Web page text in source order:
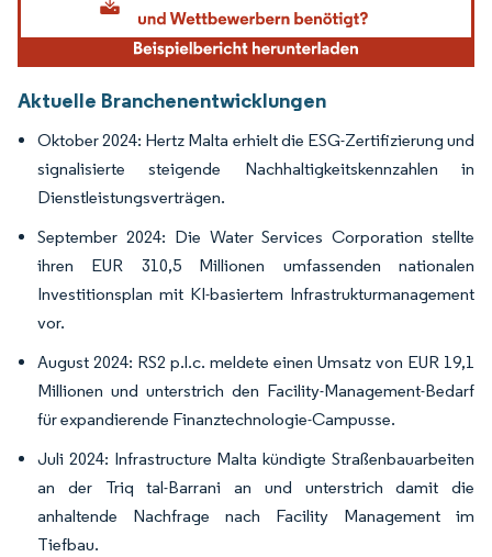
Aktuelle Branchenentwicklungen
Oktober 2024: Hertz Malta erhielt die ESG-Zertifizierung und
signalisierte steigende Nachhaltigkeitskennzahlen in
Dienstleistungsverträgen.
September 2024: Die Water Services Corporation stellte
ihren EUR 310,5 Millionen umfassenden nationalen
Investitionsplan mit KI-basiertem Infrastrukturmanagement
vor.
August 2024: RS2 p.l.c. meldete einen Umsatz von EUR 19,1
Millionen und unterstrich den Facility-Management-Bedarf
für expandierende Finanztechnologie-Campusse.
Juli 2024: Infrastructure Malta kündigte Straßenbauarbeiten
an der Triq tal-Barrani an und unterstrich damit die
anhaltende Nachfrage nach Facility Management im
Tiefbau.